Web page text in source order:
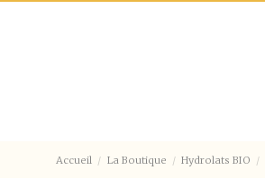
Accueil La Boutique Hydrolats BIO